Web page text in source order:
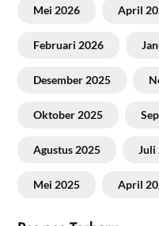
Mei 2026 April
Februari 2026
Desember 2025
Oktober 2025
Agustus 2025 Juli
Mei 2025 April